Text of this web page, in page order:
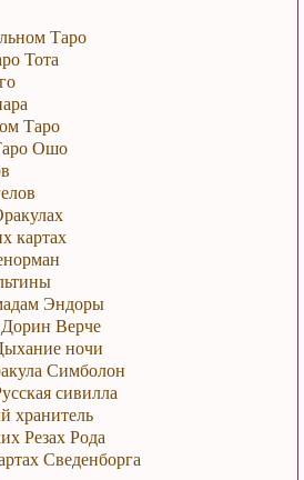
Таро
Тота
Таро
Ошо
картах
Эндоры
Дорин Верче
ночи
Симболон
сивилла
хранитель
Резах Рода
Сведенборга